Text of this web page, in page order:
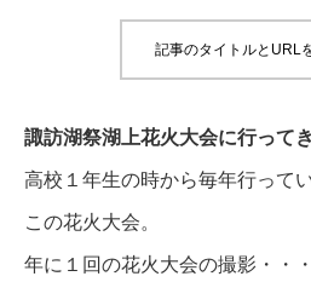
記事のタイトルとURL
諏訪湖祭湖上花火大会に行って
高校１年生の時から毎年行って
この花火大会。
年に１回の花火大会の撮影・・・